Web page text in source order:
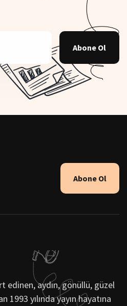
Abone Ol
Abone Ol
edinen, aydın, gönüllü, güzel
yılında yayın hayatına